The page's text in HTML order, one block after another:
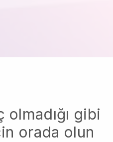
gibi
orada olun